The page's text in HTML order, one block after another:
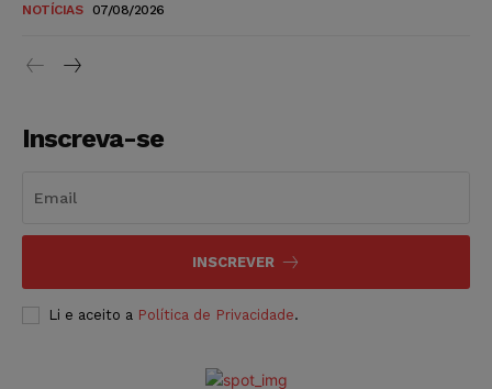
NOTÍCIAS 07/08/2026
Inscreva-se
INSCREVER
Li e aceito a Política de Privacidade.